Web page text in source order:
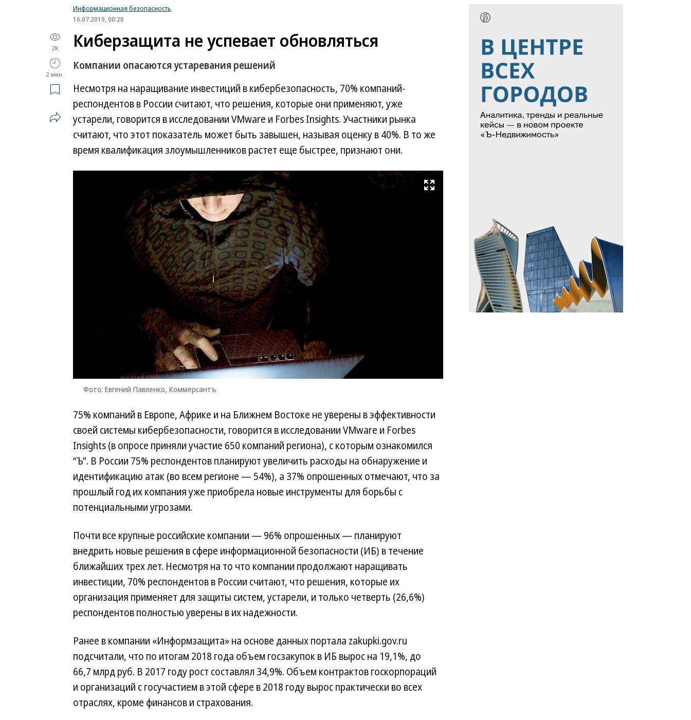
Информационная безопасность
16.07.2019, 00:20
2K
2 мин.
Киберзащита не успевает обновляться
Компании опасаются устаревания решений
Несмотря на наращивание инвестиций в кибербезопасность, 70% компаний-
респондентов в России считают, что решения, которые они применяют, уже
устарели, говорится в исследовании VMware и Forbes Insights. Участники рынка
считают, что этот показатель может быть завышен, называя оценку в 40%. В то же
время квалификация злоумышленников растет еще быстрее, признают они.
Развернуть на весь экран
Фото: Евгений Павленко, Коммерсантъ
Павленко,
Коммерсантъ
75% компаний в Европе, Африке и на Ближнем Востоке не уверены в эффективности
своей системы кибербезопасности, говорится в исследовании VMware и Forbes
Insights (в опросе приняли участие 650 компаний региона), с которым ознакомился
“Ъ”. В России 75% респондентов планируют увеличить расходы на обнаружение и
идентификацию атак (во всем регионе — 54%), а 37% опрошенных отмечают, что за
прошлый год их компания уже приобрела новые инструменты для борьбы с
потенциальными угрозами.
Почти все крупные российские компании — 96% опрошенных — планируют
внедрить новые решения в сфере информационной безопасности (ИБ) в течение
ближайших трех лет. Несмотря на то что компании продолжают наращивать
инвестиции, 70% респондентов в России считают, что решения, которые их
организация применяет для защиты систем, устарели, и только четверть (26,6%)
респондентов полностью уверены в их надежности.
Ранее в компании «Информзащита» на основе данных портала zakupki.gov.ru
подсчитали, что по итогам 2018 года объем госзакупок в ИБ вырос на 19,1%, до
66,7 млрд руб. В 2017 году рост составлял 34,9%. Объем контрактов госкорпораций
и организаций с госучастием в этой сфере в 2018 году вырос практически во всех
отраслях, кроме финансов и страхования.